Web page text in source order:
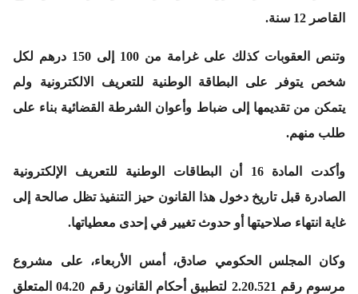
القاصر 12 سنة.
وتنص العقوبات كذلك على غرامة من 100 إلى 150 درهم لكل
شخص يتوفر على البطاقة الوطنية للتعريف الالكترونية ولم
يتمكن من تقديمها إلى ضباط وأعوان الشرطة القضائية بناء على
طلب منهم.
وأكدت المادة 16 أن البطاقات الوطنية للتعريف الإلكترونية
الصادرة قبل تاريخ دخول هذا القانون حيز التنفيذ تظل صالحة إلى
غاية انتهاء صلاحيتها أو حدوث تغيير في إحدى معطياتها.
وكان المجلس الحكومي صادق، أمس الأربعاء، على مشروع
مرسوم رقم 2.20.521 لتطبيق أحكام القانون رقم 04.20 المتعلق